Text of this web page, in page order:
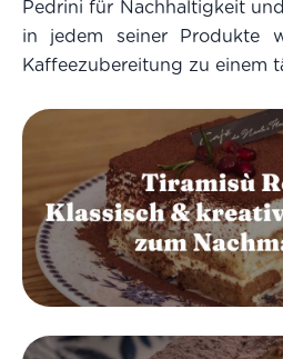
Pedrini für Nachhaltigkeit
in jedem seiner Produkte
Kaffeezubereitung zu einem